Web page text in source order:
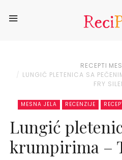
RECEPTI
LUNGIĆ PLETENICA SA
FRY
MESNA JELA RECENZIJE
Lungić
krumpirima –